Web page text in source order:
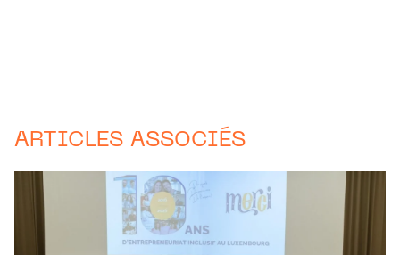
ARTICLES ASSOCIÉS